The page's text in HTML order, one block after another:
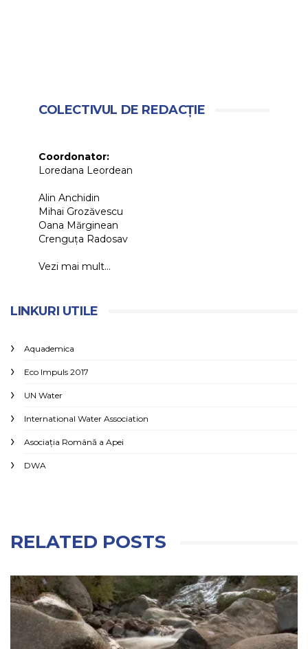
COLECTIVUL DE REDACȚIE
Coordonator:
Loredana Leordean
Alin Anchidin
Mihai Grozăvescu
Oana Mărginean
Crenguța Radosav
Vezi mai mult...
LINKURI UTILE
Aquademica
Eco Impuls 2017
UN Water
International Water Association
Asociaţia Română a Apei
DWA
RELATED POSTS